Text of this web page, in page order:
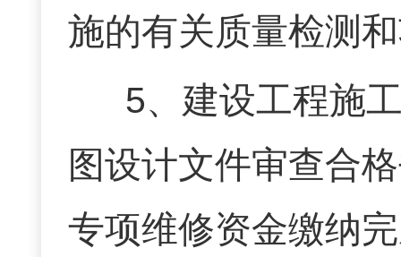
施的有关质量检测
5、建设工程施
图设计文件审查合
专项维修资金缴纳